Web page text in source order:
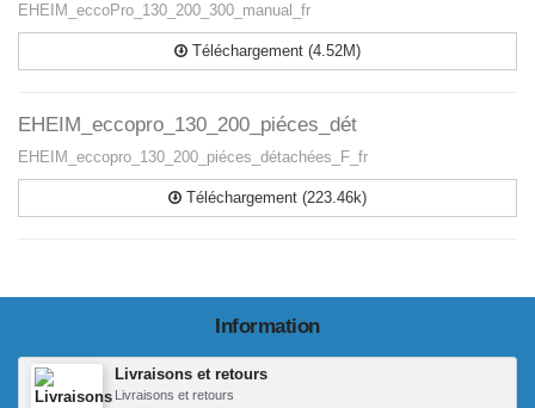
EHEIM_eccoPro_130_200_300_manual_fr
Téléchargement (4.52M)
EHEIM_eccopro_130_200_piéces_dét
EHEIM_eccopro_130_200_piéces_détachées_F_fr
Téléchargement (223.46k)
Information
Livraisons et retours
Livraisons et retours